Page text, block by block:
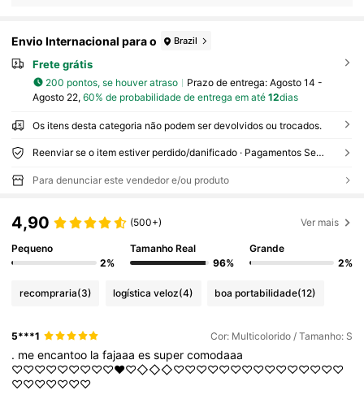
Envio Internacional para o Brazil
Frete grátis
200 pontos, se houver atraso Prazo de entrega: Agosto 14 -
Agosto 22, 60% de probabilidade de entrega em até 12dias
Os itens desta categoria não podem ser devolvidos ou trocados.
Reenviar se o item estiver perdido/danificado · Pagamentos Seguros · Proteção de privacidade
Para denunciar este vendedor e/ou produto
4,90 (500+) Ver mais
Pequeno
2%
Tamanho Real
96%
Grande
2%
recompraria(3) logística veloz(4) boa portabilidade(12)
5***1 Cor: Multicolorido / Tamanho: S
. meencantoo lafajaaaessupercomodaaa
♡♡♡♡♡♡♡♡♡♥︎♡◇◇◇♡♡♡♡♡♡♡♡♡♡♡♡♡♡♡
♡♡♡♡♡♡♡